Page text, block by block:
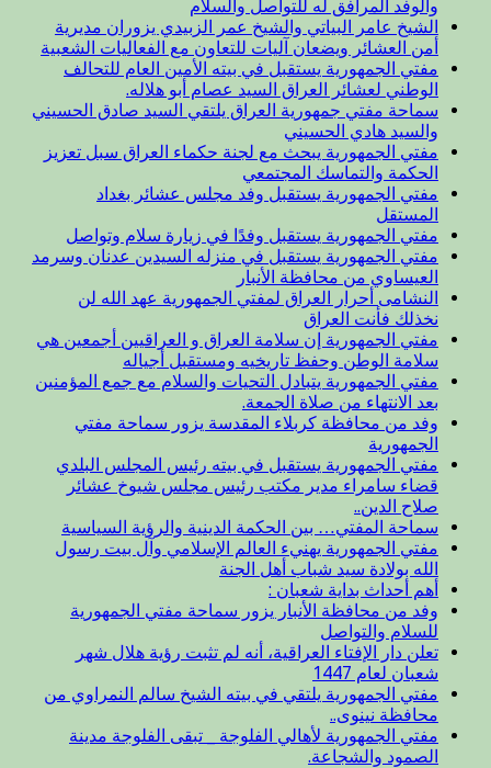
والوفد المرافق له للتواصل والسلام
الشيخ عامر البياتي والشيخ عمر الزبيدي يزوران مديرية
أمن العشائر ويضعان آليات للتعاون مع الفعاليات الشعبية
مفتي الجمهورية يستقبل في بيته الأمين العام للتحالف
الوطني لعشائر العراق السيد عصام أبو هلاله.
سماحة مفتي جمهورية العراق يلتقي السيد صادق الحسيني
والسيد هادي الحسيني
مفتي الجمهورية يبحث مع لجنة حكماء العراق سبل تعزيز
الحكمة والتماسك المجتمعي
مفتي الجمهورية يستقبل وفد مجلس عشائر بغداد
المستقل
مفتي الجمهورية يستقبل وفدًا في زيارة سلام وتواصل
مفتي الجمهورية يستقبل في منزله السيدين عدنان وسرمد
العيساوي من محافظة الأنبار
النشامى أحرار العراق لمفتي الجمهورية عهد الله لن
نخذلك فأنت العراق
مفتي الجمهورية إن سلامة العراق و العراقيين أجمعين هي
سلامة الوطن وحفظ تاريخيه ومستقبل أجياله
مفتي الجمهورية يتبادل التحيات والسلام مع جمع المؤمنين
بعد الانتهاء من صلاة الجمعة.
وفد من محافظة كربلاء المقدسة يزور سماحة مفتي
الجمهورية
مفتي الجمهورية يستقبل في بيته رئيس المجلس البلدي
قضاء سامراء مدير مكتب رئيس مجلس شيوخ عشائر
صلاح الدين..
سماحة المفتي… بين الحكمة الدينية والرؤية السياسية
مفتي الجمهورية يهنيء العالم الإسلامي وآل بيت رسول
الله بولادة سيد شباب أهل الجنة
أهم أحداث بداية شعبان :
وفد من محافظة الأنبار يزور سماحة مفتي الجمهورية
للسلام والتواصل
تعلن دار الإفتاء العراقية، أنه لم تثبت رؤية هلال شهر
شعبان لعام 1447
مفتي الجمهورية يلتقي في بيته الشيخ سالم النمراوي من
محافظة نينوى..
مفتي الجمهورية لأهالي الفلوجة _ تبقى الفلوجة مدينة
الصمود والشجاعة.